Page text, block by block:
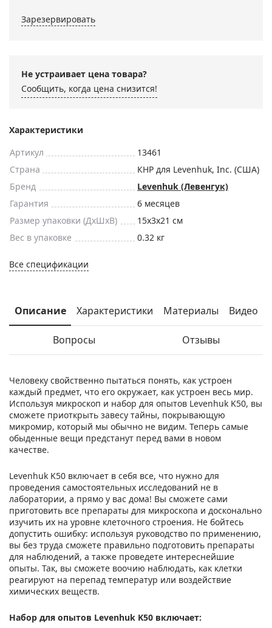
Зарезервировать
Не устраивает цена товара?
Сообщить, когда цена снизится!
Характеристики
Артикул
13461
Страна
КНР для Levenhuk, Inc. (США)
Бренд
Levenhuk (Левенгук)
Гарантия
6 месяцев
Размер упаковки (ДxШxВ)
15x3x21 см
Вес в упаковке
0.32 кг
Все спецификации
Описание Характеристики Материалы Видео
Вопросы Отзывы
Человеку свойственно пытаться понять, как устроен
каждый предмет, что его окружает, как устроен весь мир.
Используя микроскоп и набор для опытов Levenhuk K50, вы
сможете приоткрыть завесу тайны, покрывающую
микромир, который мы обычно не видим. Теперь самые
обыденные вещи предстанут перед вами в новом
качестве.
Levenhuk K50 включает в себя все, что нужно для
проведения самостоятельных исследований не в
лаборатории, а прямо у вас дома! Вы сможете сами
приготовить все препараты для микроскопа и досконально
изучить их на уровне клеточного строения. Не бойтесь
допустить ошибку: используя руководство по применению,
вы без труда сможете правильно подготовить препараты
для наблюдений, а также проведете интереснейшие
опыты. Так, вы сможете воочию наблюдать, как клетки
реагируют на перепад температур или воздействие
химических веществ.
Набор для опытов Levenhuk K50 включает: